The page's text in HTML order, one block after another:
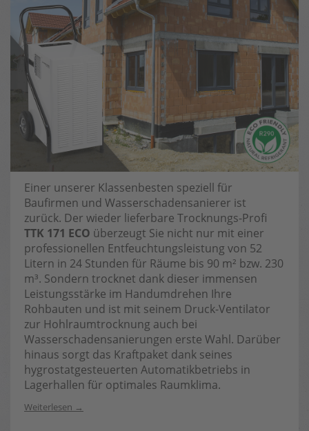
Einer unserer Klassenbesten speziell für
Baufirmen und Wasserschadensanierer ist
zurück. Der wieder lieferbare Trocknungs-Profi
TTK 171 ECO überzeugt Sie nicht nur mit einer
professionellen Entfeuchtungsleistung von 52
Litern in 24 Stunden für Räume bis 90 m² bzw. 230
m³. Sondern trocknet dank dieser immensen
Leistungsstärke im Handumdrehen Ihre
Rohbauten und ist mit seinem Druck-Ventilator
zur Hohlraumtrocknung auch bei
Wasserschadensanierungen erste Wahl. Darüber
hinaus sorgt das Kraftpaket dank seines
hygrostatgesteuerten Automatikbetriebs in
Lagerhallen für optimales Raumklima.
Weiterlesen